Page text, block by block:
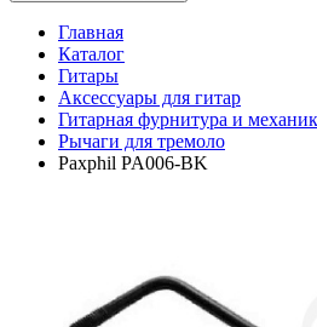
Главная
Каталог
Гитары
Аксессуары для гитар
Гитарная фурнитура и
Рычаги для тремоло
Paxphil PA006-BK